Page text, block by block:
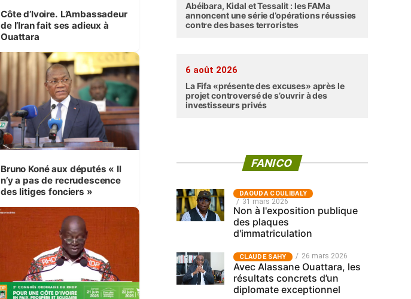
Côte d’Ivoire. L’Ambassadeur
de l’Iran fait ses adieux à
Ouattara
Bruno Koné aux députés « Il
n’y a pas de recrudescence
des litiges fonciers »
Abéibara, Kidal et Tessalit : les FAMa
annoncent une série d’opérations réussies
contre des bases terroristes
6 août 2026
La Fifa «présente des excuses» après le
projet controversé de s’ouvrir à des
investisseurs privés
FANICO
‎DAOUDA COULIBALY
31 mars 2026
Non à l'exposition publique
des plaques
d'immatriculation
CLAUDE SAHY 26 mars 2026
Avec Alassane Ouattara, les
résultats concrets d’un
diplomate exceptionnel